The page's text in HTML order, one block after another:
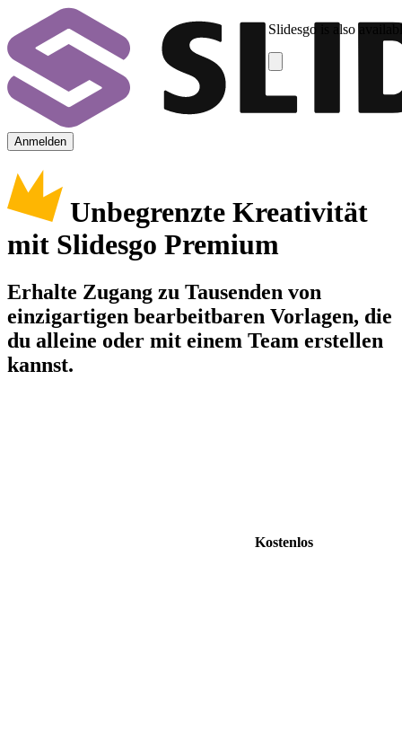
Slidesgo is also
Anmelden
Unbegrenzte Kreativität
mit Slidesgo Premium
Erhalte Zugang zu Tausenden von
einzigartigen bearbeitbaren Vorlagen, die
du alleine oder mit einem Team erstellen
kannst.
Kostenlos